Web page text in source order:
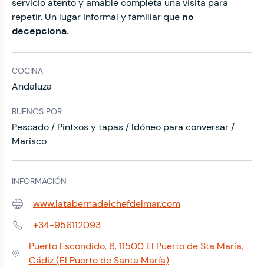
servicio atento y amable completa una visita para
repetir. Un lugar informal y familiar que no
decepciona.
COCINA
Andaluza
BUENOS POR
Pescado / Pintxos y tapas / Idóneo para conversar /
Marisco
INFORMACIÓN
Web: www.latabernadelchefdelmar.com
Teléfono:+34-956112093
Dirección:
Puerto Escondido, 6, 11500 El Puerto de Sta María,
Cádiz (El Puerto de Santa María)